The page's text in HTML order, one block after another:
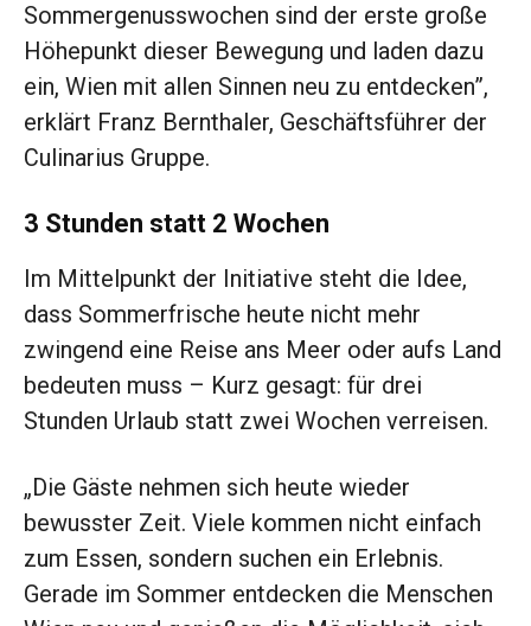
Sommergenusswochen sind der erste große
Höhepunkt dieser Bewegung und laden dazu
ein, Wien mit allen Sinnen neu zu entdecken”,
erklärt Franz Bernthaler, Geschäftsführer der
Culinarius Gruppe.
3 Stunden statt 2 Wochen
Im Mittelpunkt der Initiative steht die Idee,
dass Sommerfrische heute nicht mehr
zwingend eine Reise ans Meer oder aufs Land
bedeuten muss – Kurz gesagt: für drei
Stunden Urlaub statt zwei Wochen verreisen.
„Die Gäste nehmen sich heute wieder
bewusster Zeit. Viele kommen nicht einfach
zum Essen, sondern suchen ein Erlebnis.
Gerade im Sommer entdecken die Menschen